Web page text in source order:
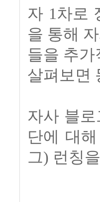
자 1차로
을 통해
들을 추
살펴보면
자사 블
단에 대
그) 런칭